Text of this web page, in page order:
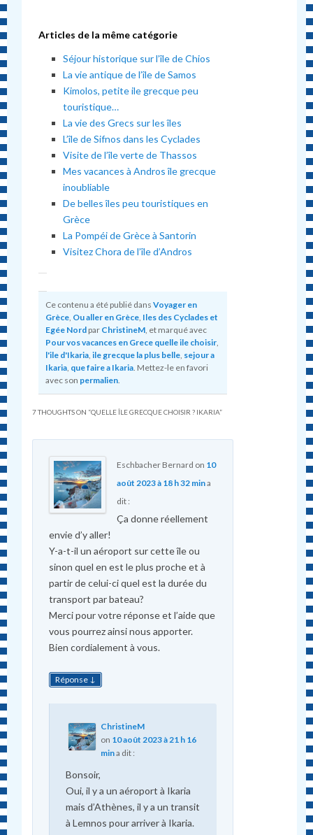
Articles de la même catégorie
Séjour historique sur l’île de Chios
La vie antique de l’île de Samos
Kimolos, petite ile grecque peu
touristique…
La vie des Grecs sur les îles
L’île de Sifnos dans les Cyclades
Visite de l’île verte de Thassos
Mes vacances à Andros île grecque
inoubliable
De belles îles peu touristiques en
Grèce
La Pompéi de Grèce à Santorin
Visitez Chora de l’île d’Andros
Ce contenu a été publié dansVoyager en
Grèce Ou aller en Grèce Iles des Cyclades et
Egée Nord par ChristineM , et marqué avec
Pour vos vacances en Grece quelle ile choisir
l'ile d'Ikaria ,ile grecque la plus belle sejour a
Ikaria que faire a Ikaria . Mettez-le en favori
avec son permalien
7 THOUGHTS ON “QUELLE ÎLE GRECQUE CHOISIR ? IKARIA”
Eschbacher Bernard on 10
août 2023 à 18 h 32 mina
dit :
Ça donne réellement
envie d’y aller!
Y-a-t-il un aéroport sur cette île ou
sinon quel en est le plus proche et à
partir de celui-ci quel est la durée du
transport par bateau?
Merci pour votre réponse et l’aide que
vous pourrez ainsi nous apporter.
Bien cordialement à vous.
Réponse ↓
ChristineM
on 10 août 2023 à 21 h 16
mina dit :
Bonsoir,
Oui, il y a un aéroport à Ikaria
mais d’Athènes, il y a un transit
à Lemnos pour arriver à Ikaria.